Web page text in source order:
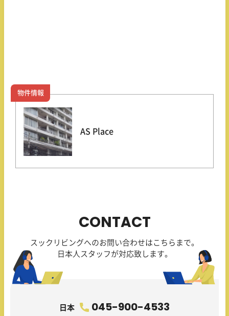
物件情報
AS Place
CONTACT
スックリビングへのお問い合わせはこちらまで。
日本人スタッフが対応致します。
日本 045-900-4533